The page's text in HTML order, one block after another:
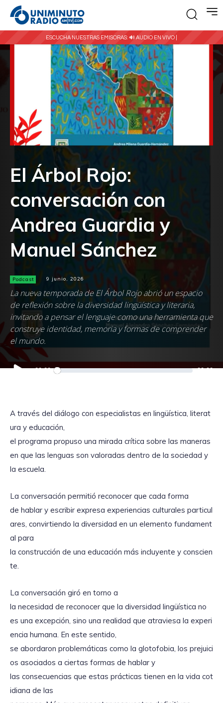
ESCUCHA NUESTRAS EMISORAS: 🔊 AUDIO EN VIVO |
El Árbol Rojo:
conversación con
Andrea Guardia y
Manuel Sánchez
Podcast 9 junio, 2026
La nueva temporada de El Árbol Rojo abrió un espacio
de reflexión sobre la diversidad lingüística y literaria,
invitando a pensar el lenguaje como una herramienta que
construye identidad, memoria y formas de comprender
el mundo.
Reproductor
00:00 00:00
A través del diálogo con especialistas en lingüística, literat
ura y educación,
el programa propuso una mirada crítica sobre las maneras
en que las lenguas son valoradas dentro de la sociedad y
la escuela.
La conversación permitió reconocer que cada forma
de hablar y escribir expresa experiencias culturales particul
ares, convirtiendo la diversidad en un elemento fundament
al para
la construcción de una educación más incluyente y conscien
te.
La conversación giró en torno a
la necesidad de reconocer que la diversidad lingüística no
es una excepción, sino una realidad que atraviesa la experi
encia humana. En este sentido,
se abordaron problemáticas como la glotofobia, los prejuici
os asociados a ciertas formas de hablar y
las consecuencias que estas prácticas tienen en la vida cot
idiana de las